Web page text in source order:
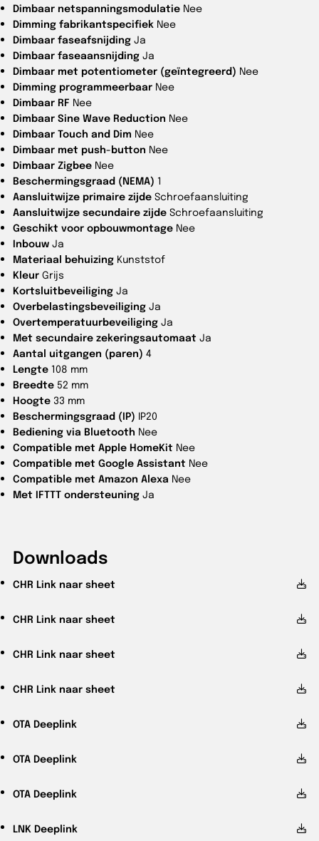
Dimbaar netspanningsmodulatie Nee
Dimming fabrikantspecifiek Nee
Dimbaar faseafsnijding Ja
Dimbaar faseaansnijding Ja
Dimbaar met potentiometer (geïntegreerd) Nee
Dimming programmeerbaar Nee
Dimbaar RF Nee
Dimbaar Sine Wave Reduction Nee
Dimbaar Touch and Dim Nee
Dimbaar met push-button Nee
Dimbaar Zigbee Nee
Beschermingsgraad (NEMA) 1
Aansluitwijze primaire zijde Schroefaansluiting
Aansluitwijze secundaire zijde Schroefaansluiting
Geschikt voor opbouwmontage Nee
Inbouw Ja
Materiaal behuizing Kunststof
Kleur Grijs
Kortsluitbeveiliging Ja
Overbelastingsbeveiliging Ja
Overtemperatuurbeveiliging Ja
Met secundaire zekeringsautomaat Ja
Aantal uitgangen (paren) 4
Lengte 108 mm
Breedte 52 mm
Hoogte 33 mm
Beschermingsgraad (IP) IP20
Bediening via Bluetooth Nee
Compatible met Apple HomeKit Nee
Compatible met Google Assistant Nee
Compatible met Amazon Alexa Nee
Met IFTTT ondersteuning Ja
Downloads
CHR Link naar sheet
CHR Link naar sheet
CHR Link naar sheet
CHR Link naar sheet
OTA Deeplink
OTA Deeplink
OTA Deeplink
LNK Deeplink